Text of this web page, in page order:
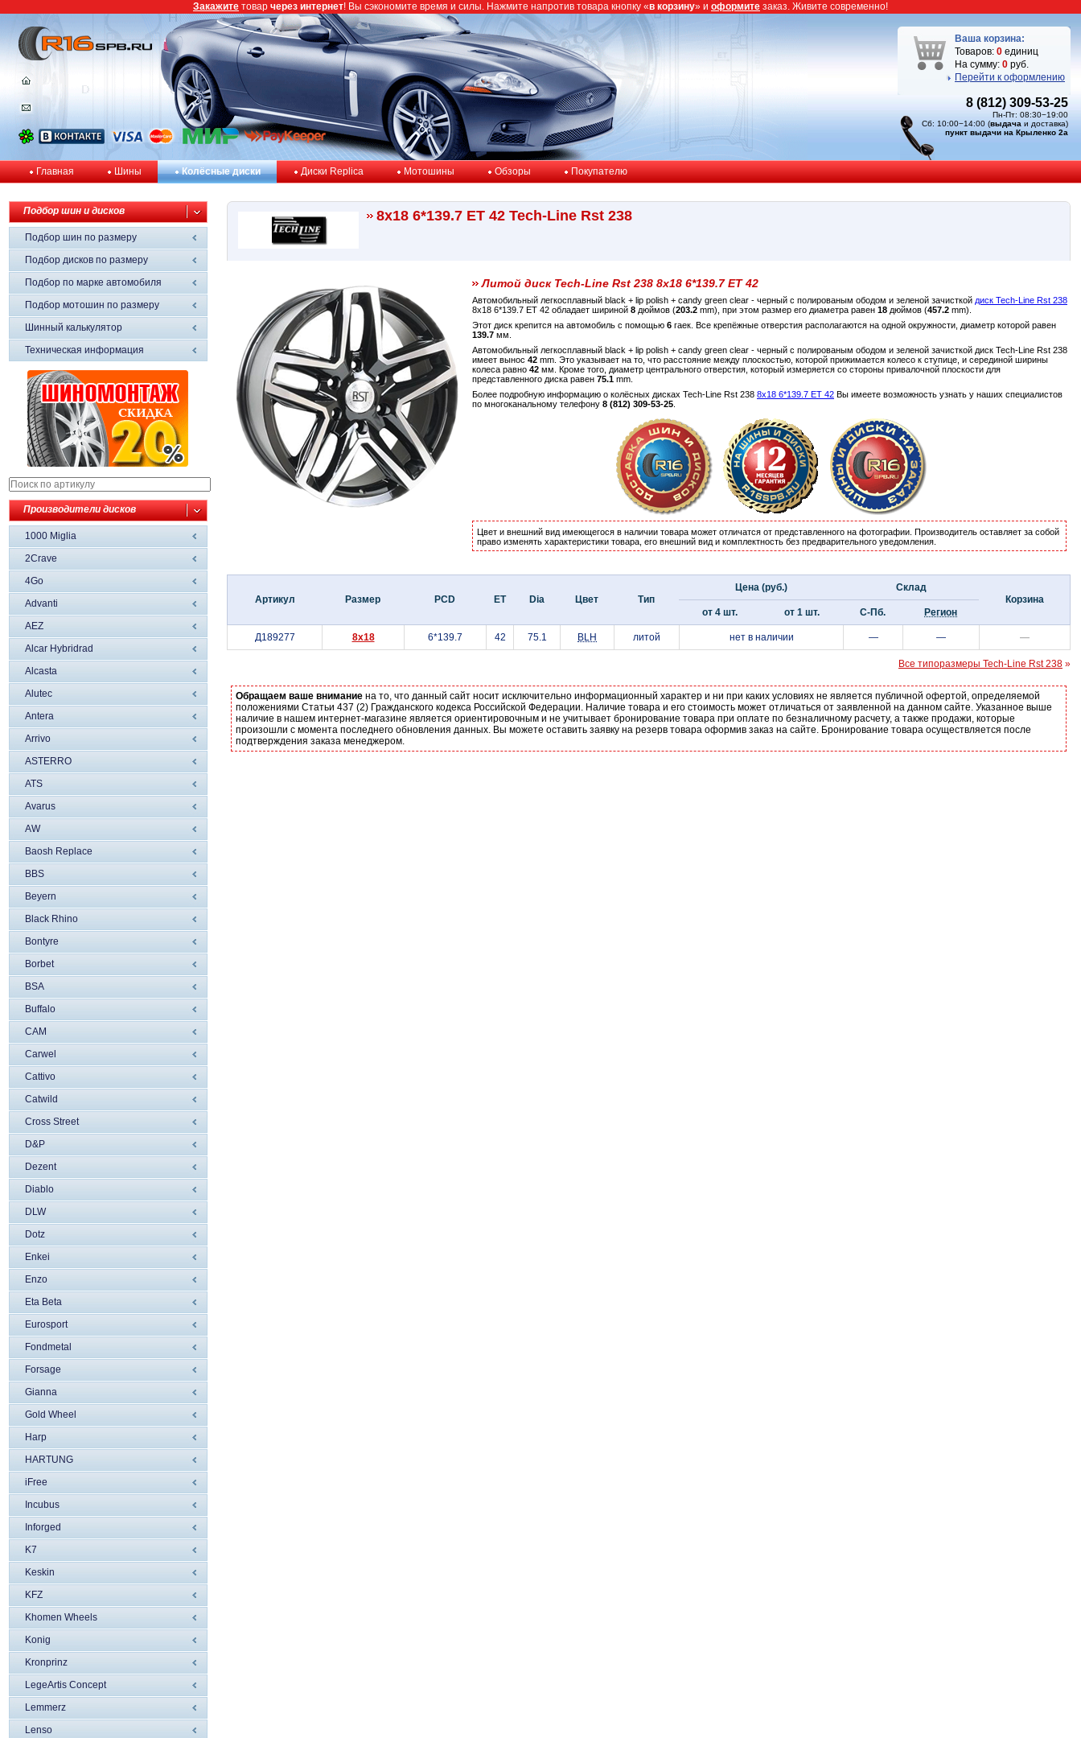
Ваша корзина:
Товаров: 0 единиц
На сумму: 0 руб.
Перейти к оформлению
8 (812) 309-53-25
Пн-Пт: 08:30−19:00
Сб: 10:00−14:00 (выдача и доставка)
пункт выдачи на Крыленко 2а
Главная Шины Колёсные диски Диски Replica Мотошины Обзоры Покупателю
Подбор шин и дисков
Подбор шин по размеру
Подбор дисков по размеру
Подбор по марке автомобиля
Подбор мотошин по размеру
Шинный калькулятор
Техническая информация
Производители дисков
1000 Miglia
2Crave
4Go
Advanti
AEZ
Alcar Hybridrad
Alcasta
Alutec
Antera
Arrivo
ASTERRO
ATS
Avarus
AW
Baosh Replace
BBS
Beyern
Black Rhino
Bontyre
Borbet
BSA
Buffalo
CAM
Carwel
Cattivo
Catwild
Cross Street
D&P
Dezent
Diablo
DLW
Dotz
Enkei
Enzo
Eta Beta
Eurosport
Fondmetal
Forsage
Gianna
Gold Wheel
Harp
HARTUNG
iFree
Incubus
Inforged
K7
Keskin
KFZ
Khomen Wheels
Konig
Kronprinz
LegeArtis Concept
Lemmerz
Lenso
8x18 6*139.7 ET 42 Tech-Line Rst 238
Литой диск Tech-Line Rst 238 8x18 6*139.7 ET 42
Автомобильный легкосплавный black + lip polish + candy green clear - черный с полированым ободом и зеленой зачисткой диск Tech-Line Rst 238
8x18 6*139.7 ET 42 обладает шириной 8 дюймов (203.2 mm), при этом размер его диаметра равен 18 дюймов (457.2 mm).
Этот диск крепится на автомобиль с помощью 6 гаек. Все крепёжные отверстия располагаются на одной окружности, диаметр которой равен
139.7 мм.
Автомобильный легкосплавный black + lip polish + candy green clear - черный с полированым ободом и зеленой зачисткой диск Tech-Line Rst 238
имеет вынос 42 mm. Это указывает на то, что расстояние между плоскостью, которой прижимается колесо к ступице, и серединой ширины
колеса равно 42 мм. Кроме того, диаметр центрального отверстия, который измеряется со стороны привалочной плоскости для
представленного диска равен 75.1 mm.
Более подробную информацию о колёсных дисках Tech-Line Rst 238 8x18 6*139.7 ET 42 Вы имеете возможность узнать у наших специалистов
по многоканальному телефону 8 (812) 309-53-25
Цвет и внешний вид имеющегося в наличии товара может отличатся от представленного на фотографии. Производитель оставляет за собой
право изменять характеристики товара, его внешний вид и комплектность без предварительного уведомления.
Артикул Размер PCD ET Dia Цвет Тип
Цена (руб.)
Склад
Корзина
от 4 шт.
от 1 шт. С-Пб. Регион
Д189277 8x18 6*139.7 42 75.1 BLH литой нет в наличии — — —
Все типоразмеры Tech-Line Rst 238 »
Обращаем ваше внимание на то, что данный сайт носит исключительно информационный характер и ни при каких условиях не является публичной офертой, определяемой
положениями Статьи 437 (2) Гражданского кодекса Российской Федерации. Наличие товара и его стоимость может отличаться от заявленной на данном сайте. Указанное выше
наличие в нашем интернет-магазине является ориентировочным и не учитывает бронирование товара при оплате по безналичному расчету, а также продажи, которые
произошли с момента последнего обновления данных. Вы можете оставить заявку на резерв товара оформив заказ на сайте. Бронирование товара осуществляется после
подтверждения заказа менеджером.
Закажите товар через интернет! Вы сэкономите время и силы. Нажмите напротив товара кнопку «в корзину» и оформите заказ. Живите современно!